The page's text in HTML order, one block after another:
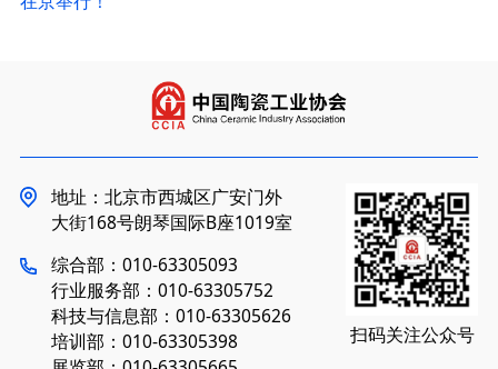
地址：北京市西城区广安门外
大街168号朗琴国际B座1019室
综合部：010-63305093
行业服务部：010-63305752
科技与信息部：010-63305626
培训部：010-63305398
扫码关注公众号